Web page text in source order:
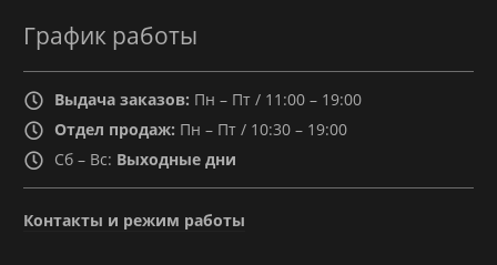
График работы
Выдача заказов: Пн – Пт / 11:00 – 19:00
Отдел продаж: Пн – Пт / 10:30 – 19:00
Сб – Вс: Выходные дни
Контакты и режим работы